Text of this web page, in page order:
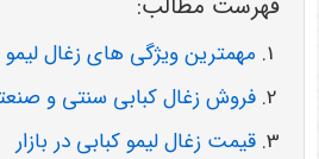
مهمترین ویژگی های زغال لیمو
فروش زغال کبابی سنتی و
قیمت زغال لیمو کبابی در بازار